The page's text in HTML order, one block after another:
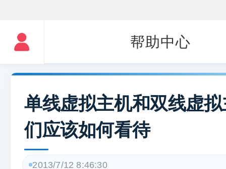
帮助中心
单线虚拟主机和双线虚
们应该如何看待
2013/7/12 8:46:30